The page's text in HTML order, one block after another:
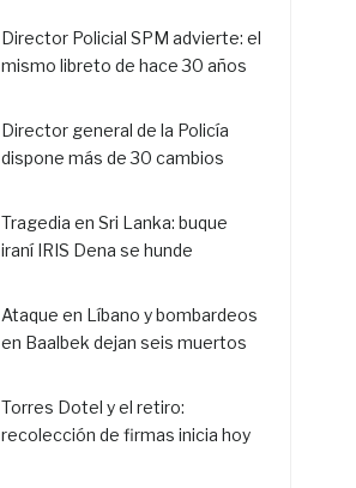
Director Policial SPM advierte: el
mismo libreto de hace 30 años
Director general de la Policía
dispone más de 30 cambios
Tragedia en Sri Lanka: buque
iraní IRIS Dena se hunde
Ataque en Líbano y bombardeos
en Baalbek dejan seis muertos
Torres Dotel y el retiro:
recolección de firmas inicia hoy